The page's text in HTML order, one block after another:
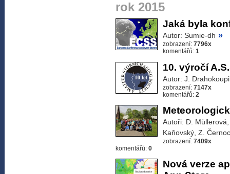
rok 2015
Jaká byla
Autor: Sumie-dh »
zobrazení: 7796x
komentářů: 1
10. výročí
Autor: J.
zobrazení: 7147x
komentářů: 2
Autoři: D.
Kaňovský, Z.
zobrazení: 7409x
komentářů: 0
Nová verze